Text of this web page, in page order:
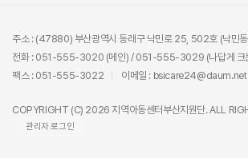
주소 : (47880) 부산광역시 동래구 낙민로 25, 502호 (낙민동
전화 : 051-555-3020 (메인) / 051-555-3029 (나답게 크
팩스 : 051-555-3022
이메일 : bsicare24@daum.net
COPYRIGHT (C) 2026 지역아동센터부산지원단. ALL
관리자 로그인